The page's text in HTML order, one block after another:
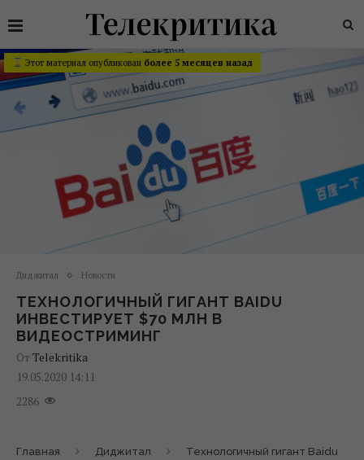
Этот материал опубликован более 5 месяцев назад
Диджитал Новости
ТЕХНОЛОГИЧНЫЙ ГИГАНТ BAIDU
ИНВЕСТИРУЕТ $70 МЛН В
ВИДЕОСТРИМИНГ
От Telekritika
19.05.2020 14:11
2286
Главная Диджитал
Технологичный гигант Baidu